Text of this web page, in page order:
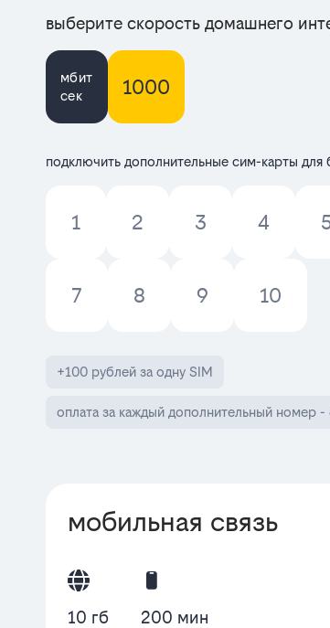
выберите скорость домашнего
мбит
сек
1000
подключить дополнительные сим-карты для
1 2 3 4
7 8 9 10
+100 рублей за одну SIM
оплата за каждый дополнительный номер
мобильная связь
10 гб
200 мин